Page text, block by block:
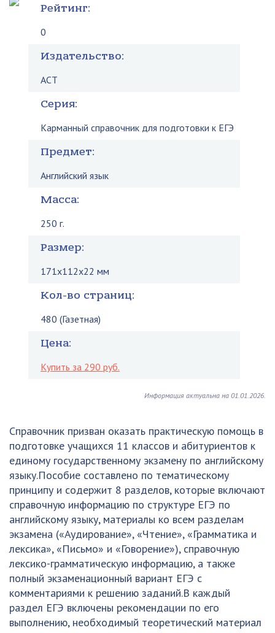
Рейтинг:
0
Издательство:
АСТ
Серия:
Карманный справочник для подготовки к ЕГЭ
Предмет:
Английский язык
Масса:
250 г.
Размер:
171x112x22 мм
Кол-во страниц:
480 (Газетная)
Цена:
Купить за 290 руб.
Информация актуальна на 01.01.2026.
Справочник призван оказать практическую помощь в
подготовке учащихся 11 классов и абитуриентов к
единому государственному экзамену по английскому
языку.Пособие составлено по тематическому
принципу и содержит 8 разделов, которые включают
справочную информацию по структуре ЕГЭ по
английскому языку, материалы ко всем разделам
экзамена («Аудирование», «Чтение», «Грамматика и
лексика», «Письмо» и «Говорение»), справочную
лексико-грамматическую информацию, а также
полный экзаменационный вариант ЕГЭ с
комментариями к решению заданий.В каждый
раздел ЕГЭ включены рекомендации по его
выполнению, необходимый теоретический материал